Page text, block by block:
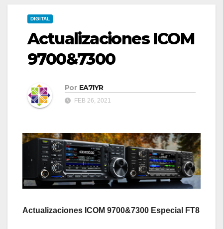
DIGITAL
Actualizaciones ICOM
9700&7300
Por EA7IYR
FEB 26, 2021
Actualizaciones ICOM 9700&7300 Especial FT8